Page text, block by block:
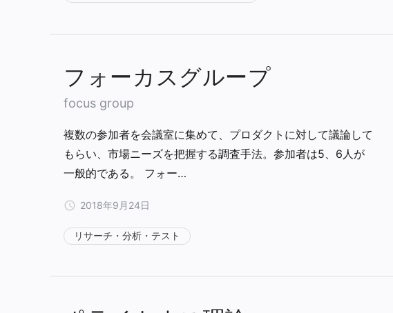
フォーカスグループ
focus group
複数の参加者を会議室に集めて、プロダクトに対して議論して
もらい、市場ニーズを把握する調査手法。参加者は5、6人が
一般的である。 フォー…
2018年9月24日
リサーチ・分析・テスト